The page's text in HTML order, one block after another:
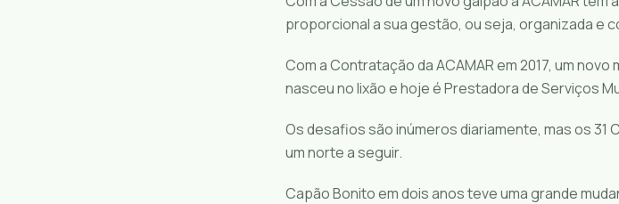
proporcional a sua gestão, ou seja, organizada e
Com a Contratação da ACAMAR em 2017, um
nasceu no lixão e hoje é Prestadora de Serviços
Os desafios são inúmeros diariamente, mas os
um norte a seguir.
Capão Bonito em dois anos teve uma grande